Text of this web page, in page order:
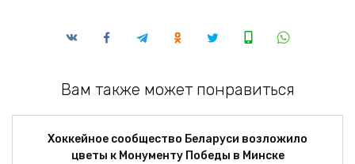
Вам также может понравиться
Хоккейное сообщество Беларуси возложило
цветы к Монументу Победы в Минске